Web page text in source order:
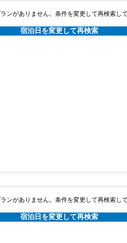
ンがありません。条件を変更して再検索して
宿泊日を変更して再検索
ンがありません。条件を変更して再検索して
宿泊日を変更して再検索